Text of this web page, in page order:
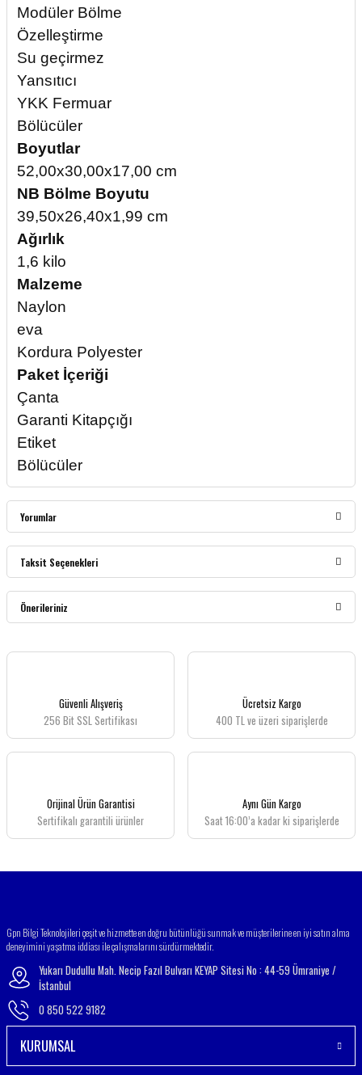
Modüler Bölme
Özelleştirme
Su geçirmez
Yansıtıcı
YKK Fermuar
Bölücüler
Boyutlar
52,00x30,00x17,00 cm
NB Bölme Boyutu
39,50x26,40x1,99 cm
Ağırlık
1,6 kilo
Malzeme
Naylon
eva
Kordura Polyester
Paket İçeriği
Çanta
Garanti Kitapçığı
Etiket
Bölücüler
Yorumlar
Bu ürüne ilk yorumu siz yapın!
Taksit Seçenekleri
Önerileriniz
Bu ürünün fiyat bilgisi, resim, ürün açıklamalarında ve diğer konularda yetersiz
Ürün resmi kalitesiz, bozuk veya görüntülenemiyor.
Bu ürüne benzer farklı alternatifler olmalı.
Güvenli Alışveriş
256 Bit SSL Sertifikası
Ücretsiz Kargo
400 TL ve üzeri siparişlerde
Orijinal Ürün Garantisi
Sertifikalı garantili ürünler
Aynı Gün Kargo
Saat 16:00’a kadar ki siparişlerde
Gpn Bilgi Teknolojileri çeşit ve hizmette en doğru bütünlüğü sunmak ve müşterilerine en iyi satın alma
deneyimini yaşatma iddiası ile çalışmalarını sürdürmektedir.
Yukarı Dudullu Mah. Necip Fazıl Bulvarı KEYAP Sitesi No : 44-59 Ümraniye /
İstanbul
0 850 522 9182
KURUMSAL